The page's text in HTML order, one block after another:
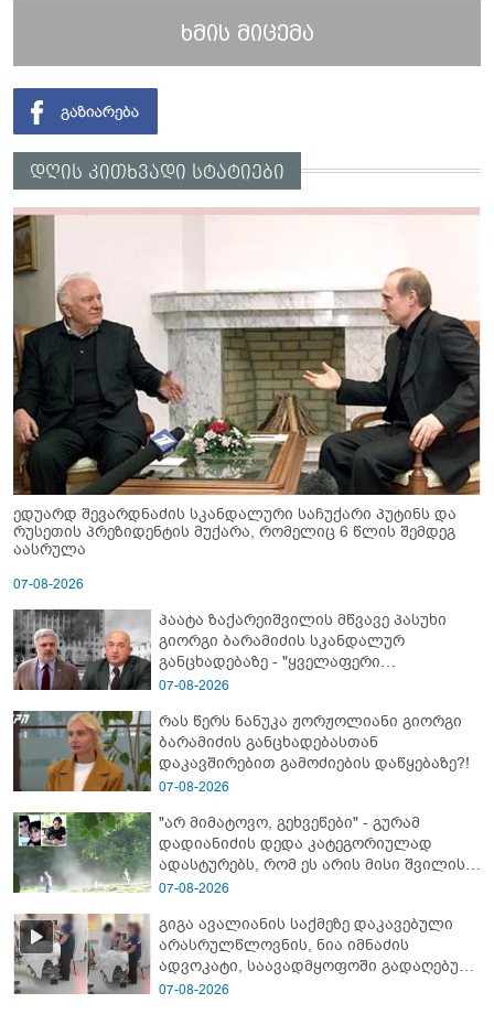
ხმის მიცემა
დღის კითხვადი სტატიები
ედუარდ შევარდნაძის სკანდალური საჩუქარი პუტინს და
რუსეთის პრეზიდენტის მუქარა, რომელიც 6 წლის შემდეგ
აასრულა
07-08-2026
პაატა ზაქარეიშვილის მწვავე პასუხი
გიორგი ბარამიძის სკანდალურ
განცხადებაზე - "ყველაფერი
დეტალურად ვიცი... კამანში მოკლული
ბარამიძე კი ტყუის"
07-08-2026
რას წერს ნანუკა ჟორჟოლიანი გიორგი
ბარამიძის განცხადებასთან
დაკავშირებით გამოძიების დაწყებაზე?!
07-08-2026
"არ მიმატოვო, გეხვეწები" - გუ­რა­მ
დადიანიძის დედა კა­ტე­გო­რი­უ­ლად
ადას­ტუ­რებს, რომ ეს არის მისი შვი­ლის
ხმა
07-08-2026
გიგა ავალიანის საქმეზე დაკავებული
არასრულწლოვნის, ნია იმნაძის
ადვოკატი, საავადმყოფოში გადაღებულ
კადრებს ავრცელებს
07-08-2026